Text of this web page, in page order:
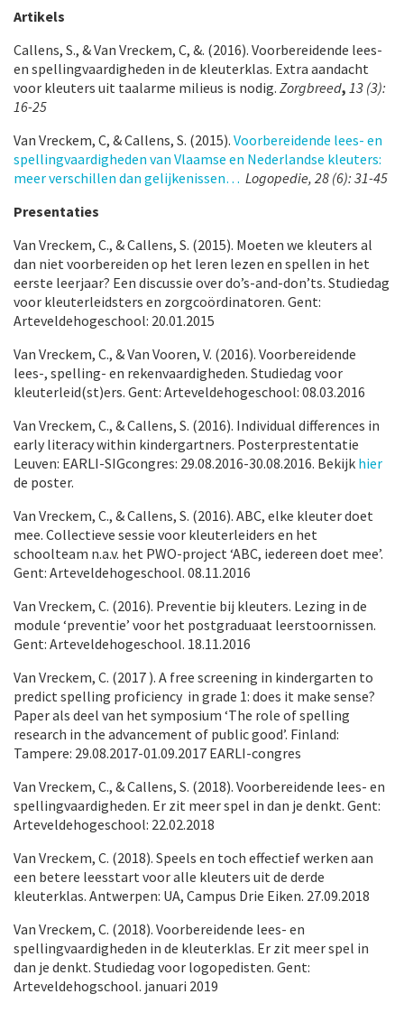
Artikels
Callens, S., & Van Vreckem, C, &. (2016). Voorbereidende lees-
en spellingvaardigheden in de kleuterklas. Extra aandacht
voor kleuters uit taalarme milieus is nodig. Zorgbreed, 13 (3):
16-25
Van Vreckem, C, & Callens, S. (2015). Voorbereidende lees- en
spellingvaardigheden van Vlaamse en Nederlandse kleuters:
meer verschillen dan gelijkenissen… Logopedie, 28 (6): 31-45
Presentaties
Van Vreckem, C., & Callens, S. (2015). Moeten we kleuters al
dan niet voorbereiden op het leren lezen en spellen in het
eerste leerjaar? Een discussie over do’s-and-don’ts. Studiedag
voor kleuterleidsters en zorgcoördinatoren. Gent:
Arteveldehogeschool: 20.01.2015
Van Vreckem, C., & Van Vooren, V. (2016). Voorbereidende
lees-, spelling- en rekenvaardigheden. Studiedag voor
kleuterleid(st)ers. Gent: Arteveldehogeschool: 08.03.2016
Van Vreckem, C., & Callens, S. (2016). Individual differences in
early literacy within kindergartners. Posterprestentatie
Leuven: EARLI-SIGcongres: 29.08.2016-30.08.2016. Bekijk hier
de poster.
Van Vreckem, C., & Callens, S. (2016). ABC, elke kleuter doet
mee. Collectieve sessie voor kleuterleiders en het
schoolteam n.a.v. het PWO-project ‘ABC, iedereen doet mee’.
Gent: Arteveldehogeschool. 08.11.2016
Van Vreckem, C. (2016). Preventie bij kleuters. Lezing in de
module ‘preventie’ voor het postgraduaat leerstoornissen.
Gent: Arteveldehogeschool. 18.11.2016
Van Vreckem, C. (2017 ). A free screening in kindergarten to
predict spelling proficiency in grade 1: does it make sense?
Paper als deel van het symposium ‘The role of spelling
research in the advancement of public good’. Finland:
Tampere: 29.08.2017-01.09.2017 EARLI-congres
Van Vreckem, C., & Callens, S. (2018). Voorbereidende lees- en
spellingvaardigheden. Er zit meer spel in dan je denkt. Gent:
Arteveldehogeschool: 22.02.2018
Van Vreckem, C. (2018). Speels en toch effectief werken aan
een betere leesstart voor alle kleuters uit de derde
kleuterklas. Antwerpen: UA, Campus Drie Eiken. 27.09.2018
Van Vreckem, C. (2018). Voorbereidende lees- en
spellingvaardigheden in de kleuterklas. Er zit meer spel in
dan je denkt. Studiedag voor logopedisten. Gent:
Arteveldehogschool. januari 2019